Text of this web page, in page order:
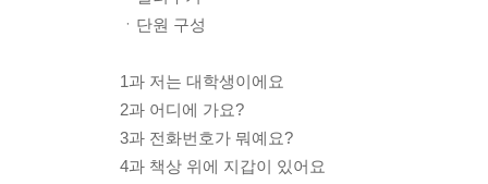
ㆍ단원 구성
1과 저는 대학생이에요
2과 어디에 가요?
3과 전화번호가 뭐예요?
4과 책상 위에 지갑이 있어요